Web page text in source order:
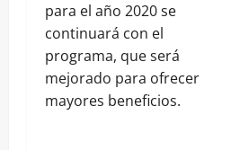
para el año 2020 se
continuará con el
programa, que será
mejorado para ofrecer
mayores beneficios.